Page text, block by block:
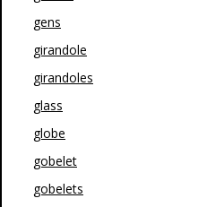
gens
girandole
girandoles
glass
globe
gobelet
gobelets